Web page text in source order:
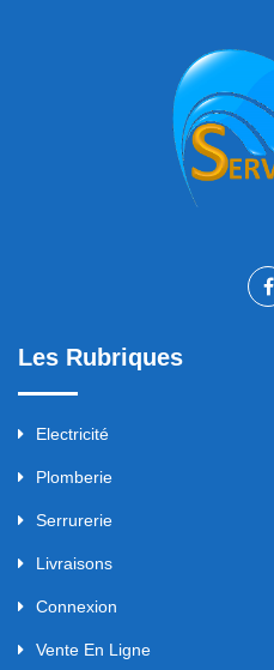
Les Rubriques
Electricité
Plomberie
Serrurerie
Livraisons
Connexion
Vente En Ligne